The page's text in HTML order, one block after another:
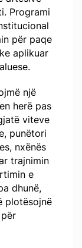
Programi
për paqe
aplikuar
një
herë pas
viteve
punëtori
nxënës
trajnimin
e
dhunë,
plotësojnë